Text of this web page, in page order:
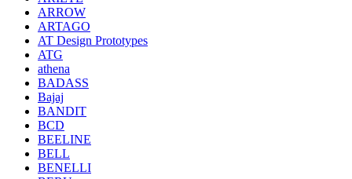
ARROW
ARTAGO
AT Design Prototypes
ATG
athena
BADASS
Bajaj
BANDIT
BCD
BEELINE
BELL
BENELLI